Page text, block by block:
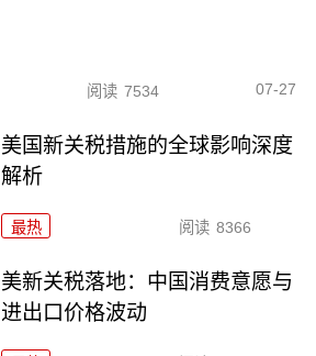
阅读 7534 07-27
美国新关税措施的全球影响深度
解析
最热 阅读 8366
美新关税落地：中国消费意愿与
进出口价格波动